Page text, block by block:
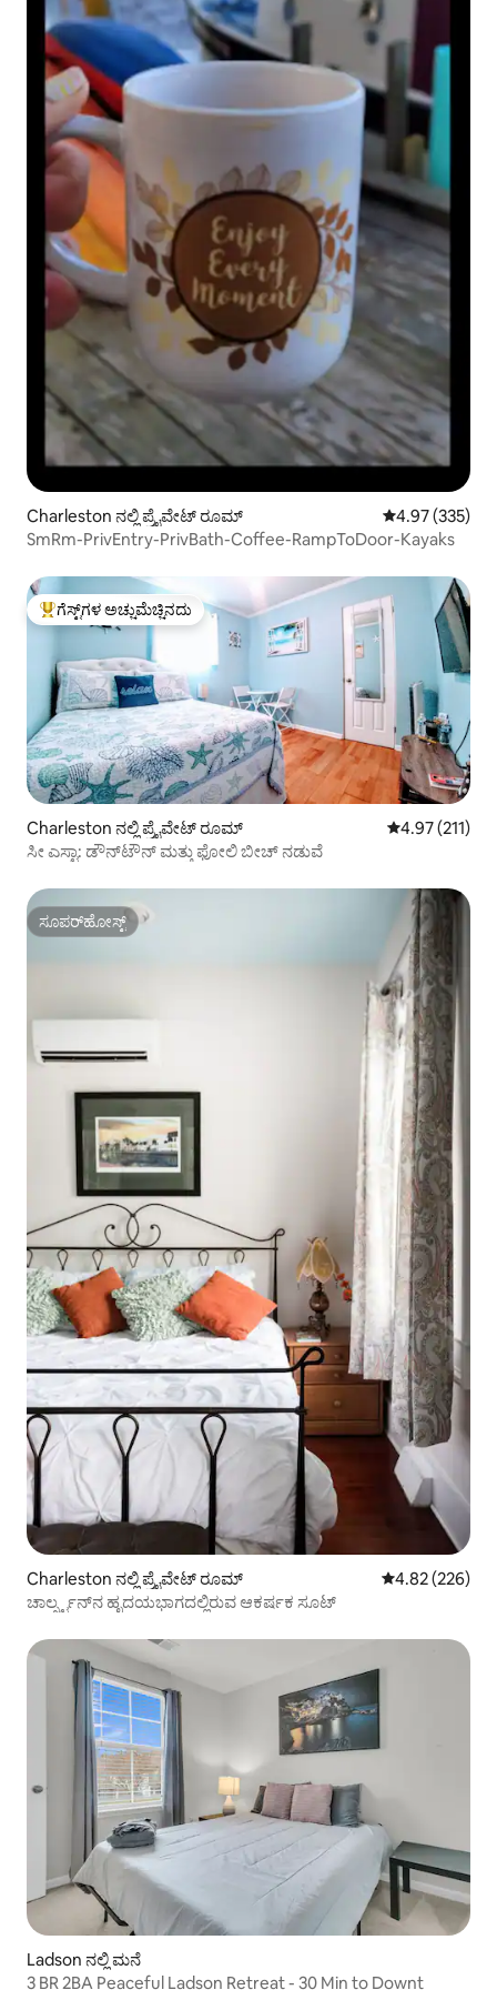
Charleston ನಲ್ಲಿ ಪ್ರೈವೇಟ್ ರೂಮ್ 5 ರಲ್ಲಿ 4.97
4.97 (335)
SmRm-PrivEntry-PrivBath-Coffee-RampToDoor-Kayaks
ಗೆಸ್ಟ್‌ಗಳಿಗೆ ಅತಿ ಹೆಚ್ಚು ಅಚ್ಚುಮೆಚ್ಚಿನದು
ಗೆಸ್ಟ್‌ಗಳ ಅಚ್ಚುಮೆಚ್ಚಿನದು
Charleston ನಲ್ಲಿ ಪ್ರೈವೇಟ್ ರೂಮ್ 5 ರಲ್ಲಿ 4.97
4.97 (211)
ಸೀ ಎಸ್ಟಾ: ಡೌನ್‌ಟೌನ್ ಮತ್ತು ಫೋಲಿ ಬೀಚ್ ನಡುವೆ
ಸೂಪರ್‌ಹೋಸ್ಟ್
ಸೂಪರ್‌ಹೋಸ್ಟ್
Charleston ನಲ್ಲಿ ಪ್ರೈವೇಟ್ ರೂಮ್ 5 ರಲ್ಲಿ 4.82
4.82 (226)
ಚಾರ್ಲ್ಸ್ಟನ್‌ನ ಹೃದಯಭಾಗದಲ್ಲಿರುವ ಆಕರ್ಷಕ ಸೂಟ್
Ladson ನಲ್ಲಿ ಮನೆ
3 BR 2BA Peaceful Ladson Retreat - 30 Min to Downt